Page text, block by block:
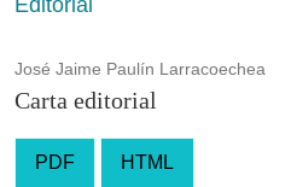
José Jaime Paulín Larracoechea
Carta editorial
PDF HTML